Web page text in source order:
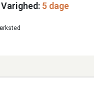
Varighed: 5 dage